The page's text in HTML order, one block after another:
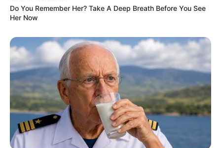
5. Siapa pun pasti setuju jika selebgram asal Semarang ini
memiliki wajah cantik jelita
Do You Remember Her? Take A Deep Breath Before You See
Her Now